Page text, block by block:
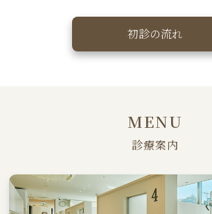
初診の流れ
MENU
診療案内